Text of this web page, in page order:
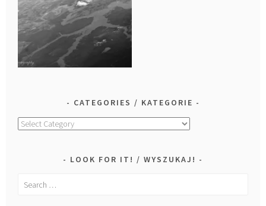
CATEGORIES / KATEGORIE
Categories
LOOK FOR IT! / WYSZUKAJ!
Search